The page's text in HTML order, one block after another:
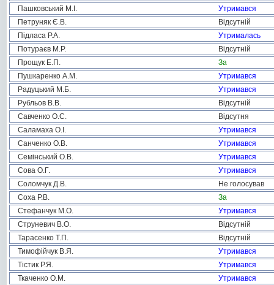
Пашковський М.І.
Утримався
Петруняк Є.В.
Відсутній
Підласа Р.А.
Утрималась
Потураєв М.Р.
Відсутній
Прощук Е.П.
За
Пушкаренко А.М.
Утримався
Радуцький М.Б.
Утримався
Рубльов В.В.
Відсутній
Савченко О.С.
Відсутня
Саламаха О.І.
Утримався
Санченко О.В.
Утримався
Семінський О.В.
Утримався
Сова О.Г.
Утримався
Соломчук Д.В.
Не голосував
Соха Р.В.
За
Стефанчук М.О.
Утримався
Струневич В.О.
Відсутній
Тарасенко Т.П.
Відсутній
Тимофійчук В.Я.
Утримався
Тістик Р.Я.
Утримався
Ткаченко О.М.
Утримався